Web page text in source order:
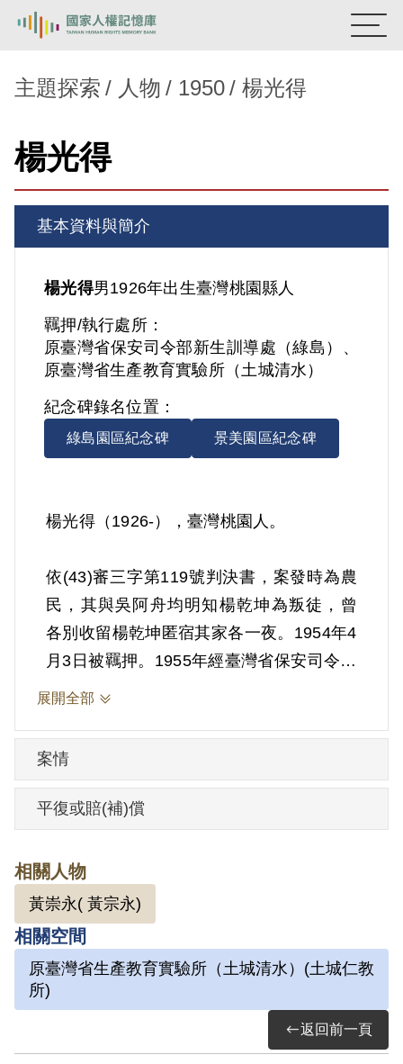
新生訓導處
主題探索
背景知識
關於我們
意見信箱
主題探索 人物 1950 楊光得
楊光得
基本資料與簡介
楊光得男1926年出生臺灣桃園縣人
羈押/執行處所：
原臺灣省保安司令部新生訓導處（綠島）、
原臺灣省生產教育實驗所（土城清水）
紀念碑錄名位置：
綠島園區紀念碑 景美園區紀念碑
楊光得（1926-），臺灣桃園人。
依(43)審三字第119號判決書，案發時為農
民，其與吳阿舟均明知楊乾坤為叛徒，曾
各別收留楊乾坤匿宿其家各一夜。1954年4
月3日被羈押。1955年經臺灣省保安司令部
以《懲治叛亂條例》第4條第1項第7款「連
1964年4月2日刑滿開釋。
其於1999年5月向補償基金會提出申請，
過予以補償。補償理由為依自首分子楊乾
坤所講匪黨土地改革政策怎樣好、不久即
來解放臺灣、臺灣解放後匪黨將無條件把
土地分配給農民等內容觀之，無法證明楊
乾坤即為叛徒，原判決所認定之事實亦未
有其他證據證明楊乾坤為叛徒，因此難認
其與張金順、簡阿賜、謝有成、黃崇永、
展開全部
案情
平復或賠(補)償
相關人物
黃崇永( 黃宗永)
相關空間
原臺灣省生產教育實驗所（土城清水）(土城仁教
所)
返回前一頁